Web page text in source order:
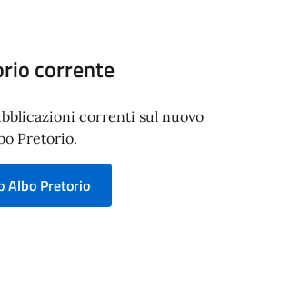
corrente
correnti sul nuovo
Pretorio.
Albo Pretorio